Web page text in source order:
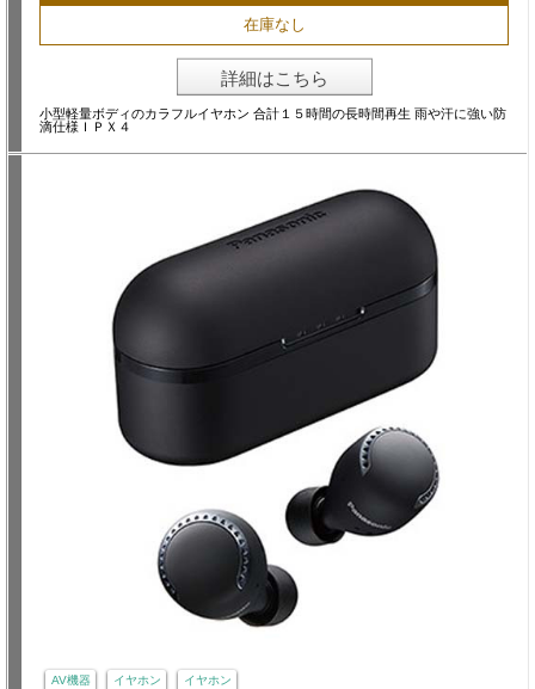
在庫なし
詳細はこちら
小型軽量ボディのカラフルイヤホン 合計１５時間の長時間再生 雨や汗に強い防
滴仕様ＩＰＸ４
AV機器 イヤホン イヤホン